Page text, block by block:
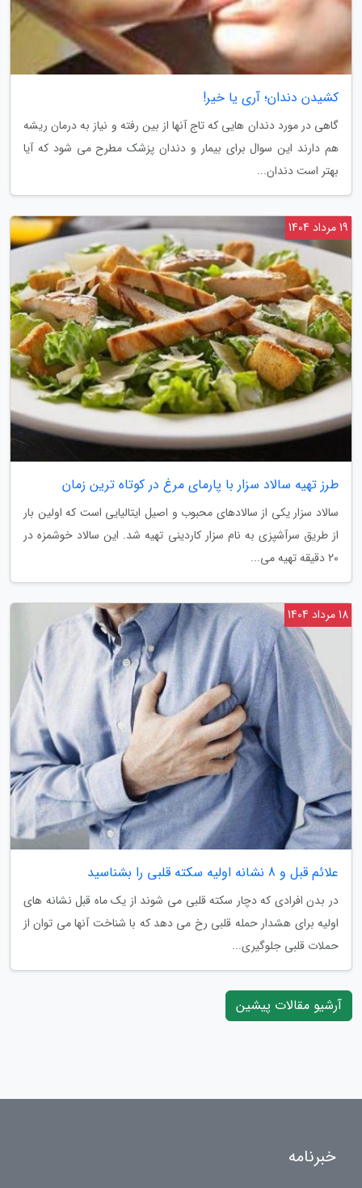
کشیدن دندان؛ آری یا خیر!
گاهی در مورد دندان هایی که تاج آنها از بین رفته و نیاز به درمان ریشه
هم دارند این سوال برای بیمار و دندان پزشک مطرح می شود که آیا
بهتر است دندان...
طرز تهیه سالاد سزار با پارمای مرغ در کوتاه ترین زمان
سالاد سزار یکی از سالادهای محبوب و اصیل ایتالیایی است که اولین بار
از طریق سرآشپزی به نام سزار کاردینی تهیه شد. این سالاد خوشمزه در
20 دقیقه تهیه می...
19 مرداد 1404
علائم قبل و 8 نشانه اولیه سکته قلبی را بشناسید
در بدن افرادی که دچار سکته قلبی می شوند از یک ماه قبل نشانه های
اولیه برای هشدار حمله قلبی رخ می دهد که با شناخت آنها می توان از
حملات قلبی جلوگیری...
18 مرداد 1404
آرشیو مقالات پیشین
خبرنامه